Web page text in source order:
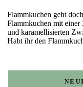
Flammkuchen geht
Flammkuchen mit einer
und karamellisierten
Habt ihr den